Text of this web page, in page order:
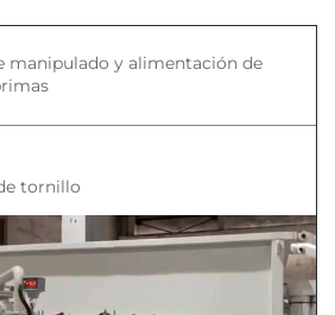
manipulado y alimentación de
tornillo